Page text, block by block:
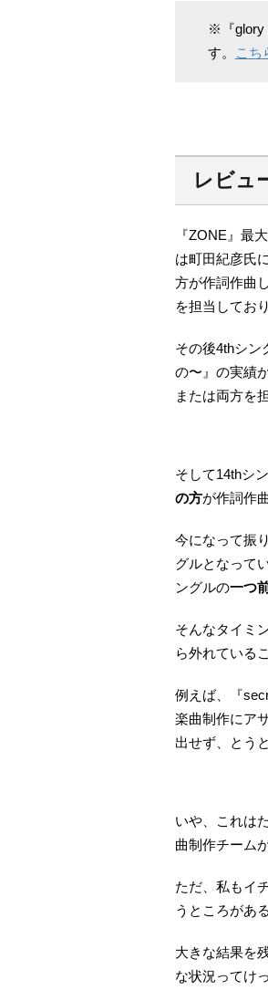
※『glory
す。
こち
レビュ
『ZONE』最
は町田紀彦氏
方が作詞作曲
を担当してお
その後4thシン
の〜』の実績
または両方を
そして14thシ
の方が作詞作
今になって振
グルとなって
ングルの一つ
そんなタイミ
ら外れている
例えば、『
楽曲制作にア
出せず、とう
いや、これは
曲制作チーム
ただ、私もイ
うところがあ
大きな結果を
な状況ってけ